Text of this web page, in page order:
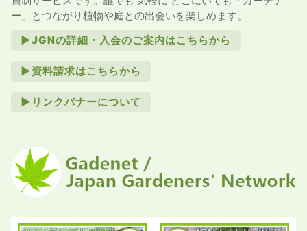
ー」とつながり植物や庭との出会いを楽しめます。
►JGNの詳細・入会のご案内はこちらから
►資料請求はこちらから
►リンクバナーについて